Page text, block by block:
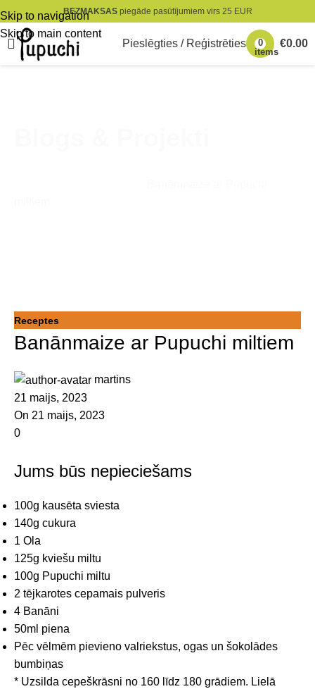
Skip to navigation
Skip to main content
BEZMAKSASpiegāde pasūtījumiem virs 25 EUR
Pieslēgties / Reģistrēties
0
items
€0.00
Receptes
Banānmaize ar Pupuchi miltiem
martins
21 maijs, 2023
On 21 maijs, 2023
0
Jums būs nepieciešams
100g kausēta sviesta
140g cukura
1 Ola
125g kviešu miltu
100g Pupuchi miltu
2 tējkarotes cepamais pulveris
4 Banāni
50ml piena
Pēc vēlmēm pievieno valriekstus, ogas un šokolādes
bumbiņas
* Uzsilda cepeškrāsni no 160 līdz 180 grādiem. Lielā